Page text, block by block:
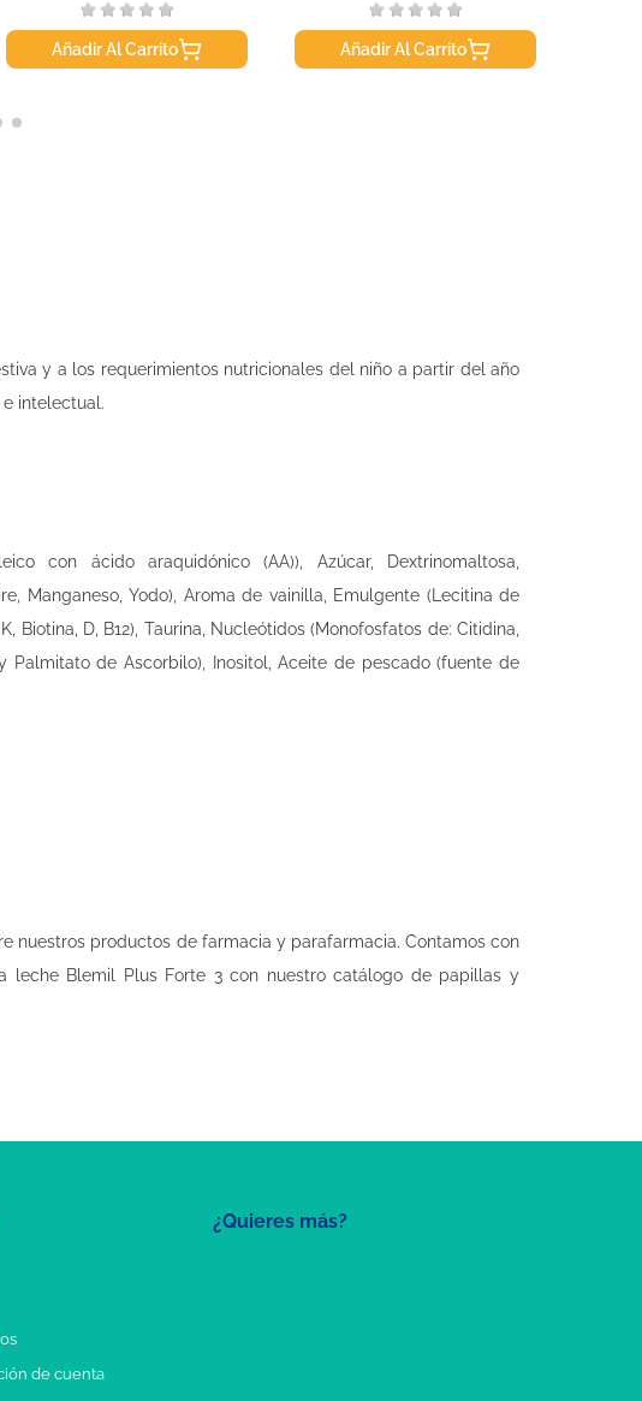
Añadir Al Carrito Añadir Al Carrito
y a los requerimientos nutricionales del niño a partir del año
intelectual.
con ácido araquidónico (AA)), Azúcar, Dextrinomaltosa,
Manganeso, Yodo), Aroma de vainilla, Emulgente (Lecitina de
Biotina, D, B12), Taurina, Nucleótidos (Monofosfatos de: Citidina,
Palmitato de Ascorbilo), Inositol, Aceite de pescado (fuente de
nuestros productos de farmacia y parafarmacia. Contamos con
Blemil Plus Forte 3 con nuestro catálogo de papillas y
¿Quieres más?
de cuenta